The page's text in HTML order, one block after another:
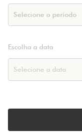
Escolha a data